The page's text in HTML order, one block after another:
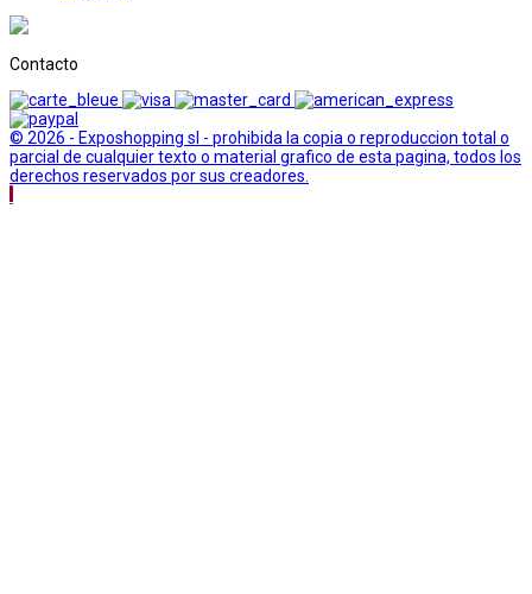
Contacto
© 2026 - Exposhopping sl - prohibida la copia o reproduccion total o
parcial de cualquier texto o material grafico de esta pagina, todos los
derechos reservados por sus creadores.